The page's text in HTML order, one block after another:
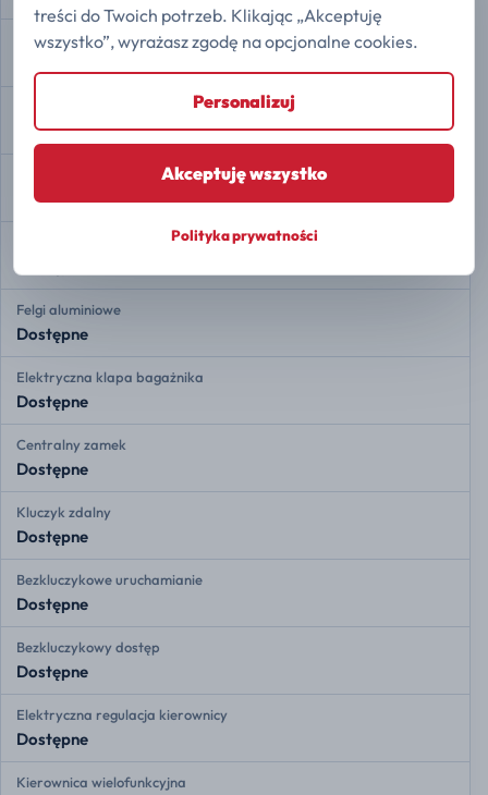
Asystent zjazdu ze wzniesienia
Dostępne
Dostępne
Felgi aluminiowe
Dostępne
Elektryczna klapa bagażnika
Dostępne
Centralny zamek
Dostępne
Kluczyk zdalny
Dostępne
Bezkluczykowe uruchamianie
Dostępne
Bezkluczykowy dostęp
Dostępne
Elektryczna regulacja kierownicy
Dostępne
Kierownica wielofunkcyjna
treści do Twoich potrzeb. Klikając „Akceptuję
wszystko”, wyrażasz zgodę na opcjonalne cookies.
Personalizuj
Akceptuję wszystko
Polityka prywatności